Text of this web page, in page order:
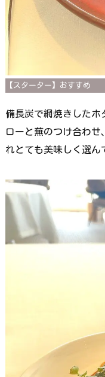
【スターター】おすすめ
備長炭で網焼きした
ローと蕪のつけ合わ
れとても美味しく選ん